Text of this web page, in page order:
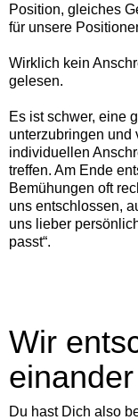
Position, gleiches
für unsere
Wirklich kein
gelesen.
Es ist schwer, eine
unterzubringen und
individuellen
treffen. Am Ende
Bemühungen oft
uns entschlossen,
uns lieber
passt“.
Wir
einander
Du hast Dich also